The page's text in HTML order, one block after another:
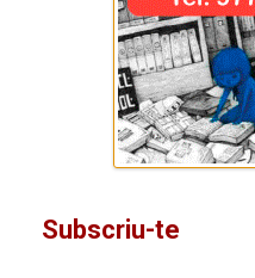
Subscriu-te